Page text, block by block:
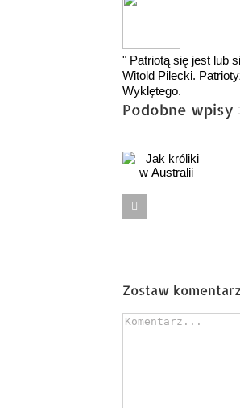
" Patriotą się jest lub
Witold Pilecki.
Wyklętego.
Podobne wpisy
Karol
Zostaw komentarz
Comment